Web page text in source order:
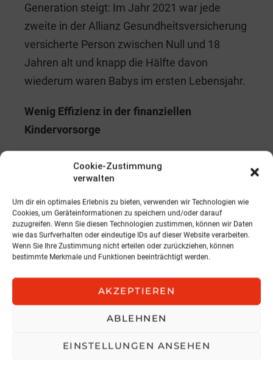
Cookie-Zustimmung
verwalten
Um dir ein optimales Erlebnis zu bieten, verwenden wir Technologien wie
Cookies, um Geräteinformationen zu speichern und/oder darauf
zuzugreifen. Wenn Sie diesen Technologien zustimmen, können wir Daten
wie das Surfverhalten oder eindeutige IDs auf dieser Website verarbeiten.
Wenn Sie Ihre Zustimmung nicht erteilen oder zurückziehen, können
bestimmte Merkmale und Funktionen beeinträchtigt werden.
AKZEPTIEREN
ABLEHNEN
EINSTELLUNGEN ANSEHEN
Generation steigt: Im Jahr 2021 war jede
zweite in der Allianz Gesundheitsversicherung
versicherte Person zwischen Null und 18
Jahren alt und knapp die Hälfte davon
wiederum waren Babys im ersten Lebensjahr.
Wenig Effizienz in der finanziellen
Kindervorsorge
Bei 84 Prozent der Eltern ist das
Risikobewusstsein im Hinblick auf die Zukunft
ihrer Kinder durch die aktuellen Krisen
gewachsen. Mit besonderer Skepsis sehen
die Eltern der finanziellen Absicherung ihrer
Kinder durch eine staatliche Alters-Pension
jede/r sechste glaubt. Dennoch halten es nur
30 Prozent der Befragten grundsätzlich für
sinnvoll, schon in Kindesjahren mit der
Altersvorsorge zu beginnen. Beiseite gelegt